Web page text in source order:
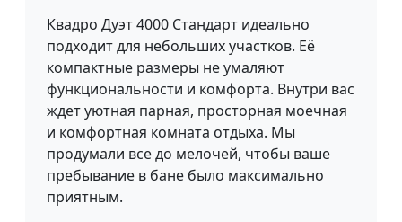
Квадро Дуэт 4000 Стандарт идеально
подходит для небольших участков. Её
компактные размеры не умаляют
функциональности и комфорта. Внутри вас
ждет уютная парная, просторная моечная
и комфортная комната отдыха. Мы
продумали все до мелочей, чтобы ваше
пребывание в бане было максимально
приятным.